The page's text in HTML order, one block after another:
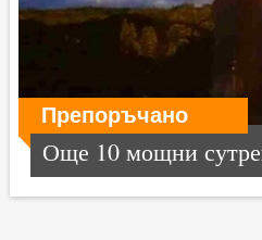
Препоръчано
Още 10 мощни